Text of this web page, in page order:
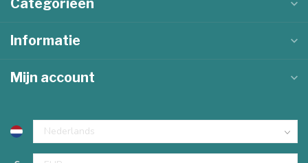
Categorieën
Informatie
Mijn account